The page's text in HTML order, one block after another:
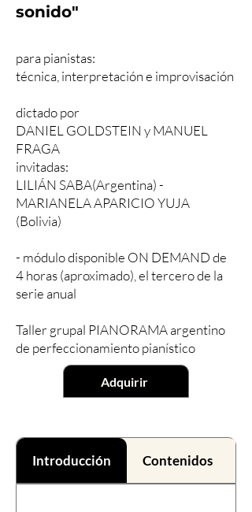
sonido"
para pianistas:
técnica, interpretación e improvisación
dictado por
DANIEL GOLDSTEIN y MANUEL
FRAGA
invitadas:
LILIÁN SABA(Argentina) -
MARIANELA APARICIO YUJA
(Bolivia)
- módulo disponible ON DEMAND de
4 horas (aproximado), el tercero de la
serie anual
Taller grupal PIANORAMA argentino
de perfeccionamiento pianístico
Adquirir
Introducción Contenidos